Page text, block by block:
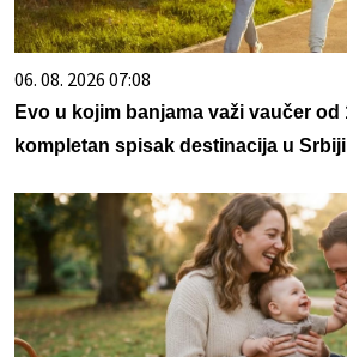
06. 08. 2026 07:08
Evo u kojim banjama važi vaučer od
kompletan spisak destinacija u Srbiji